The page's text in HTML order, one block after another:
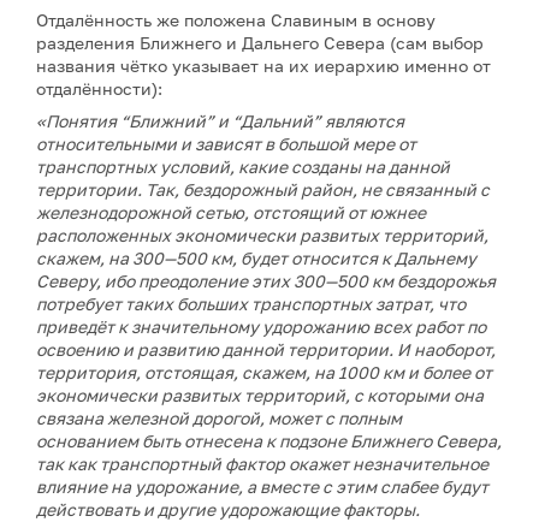
Отдалённость же положена Славиным в основу
разделения Ближнего и Дальнего Севера (сам выбор
названия чётко указывает на их иерархию именно от
отдалённости):
«Понятия “Ближний” и “Дальний” являются
относительными и зависят в большой мере от
транспортных условий, какие созданы на данной
территории. Так, бездорожный район, не связанный с
железнодорожной сетью, отстоящий от южнее
расположенных экономически развитых территорий,
скажем, на 300—500 км, будет относится к Дальнему
Северу, ибо преодоление этих 300—500 км бездорожья
потребует таких больших транспортных затрат, что
приведёт к значительному удорожанию всех работ по
освоению и развитию данной территории. И наоборот,
территория, отстоящая, скажем, на 1000 км и более от
экономически развитых территорий, с которыми она
связана железной дорогой, может с полным
основанием быть отнесена к подзоне Ближнего Севера,
так как транспортный фактор окажет незначительное
влияние на удорожание, а вместе с этим слабее будут
действовать и другие удорожающие факторы.